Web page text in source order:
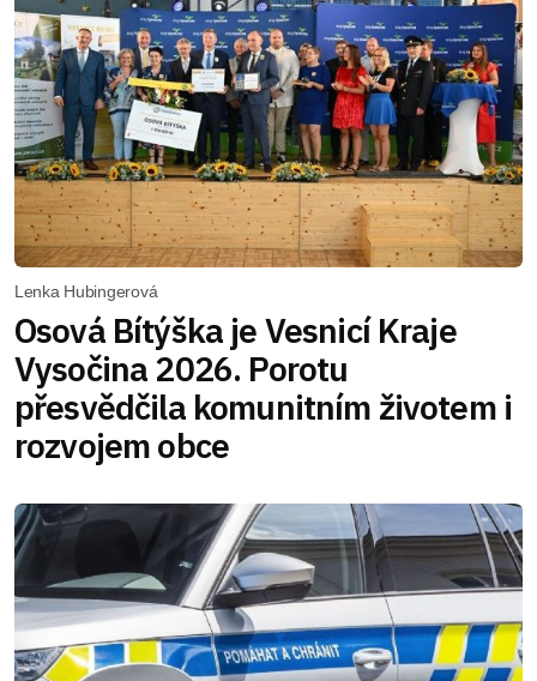
Lenka Hubingerová
Osová Bítýška je Vesnicí Kraje
Vysočina 2026. Porotu
přesvědčila komunitním životem i
rozvojem obce